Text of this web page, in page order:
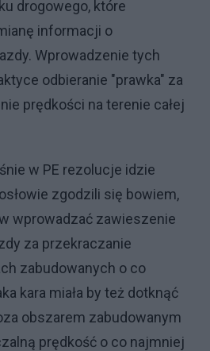
drogowego, które
informacji o
Wprowadzenie tych
odbieranie "prawka" za
prędkości na terenie całej
w PE rezolucje idzie
zgodzili się bowiem,
wprowadzać zawieszenie
za przekraczanie
zabudowanych o co
kara miała by też dotknąć
obszarem zabudowanym
prędkość o co najmniej